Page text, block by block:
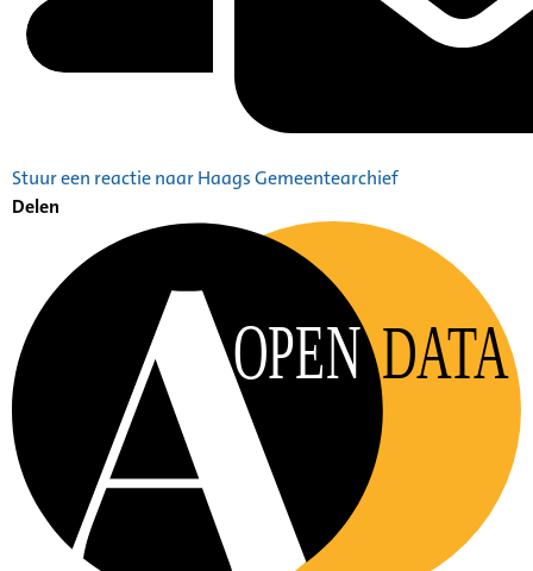
Stuur een reactie naar Haags Gemeentearchief
Delen
OPEN DATA